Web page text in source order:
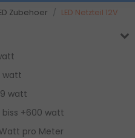
Zubehoer LED Netzteil 12V
watt
watt
+600 watt
pro Meter
LED Netzteil 5 volt